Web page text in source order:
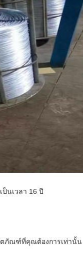
นเวลา 16 ปี
ตภัณฑ์ที่คุณต้องการเท่านั้น